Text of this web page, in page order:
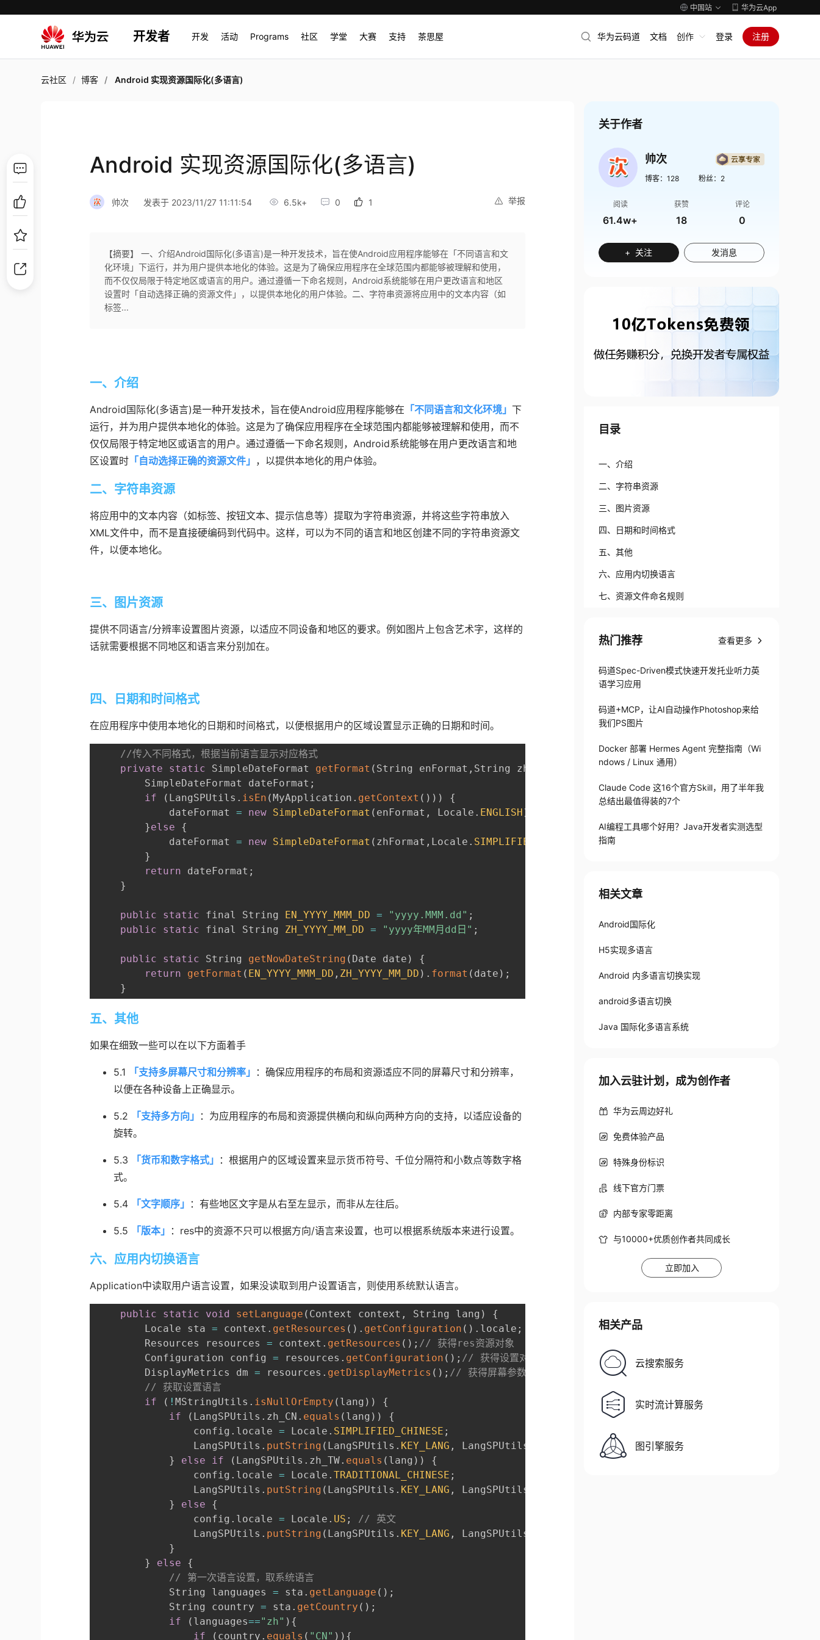
中国站 华为云App
开发者 开发 活动 Programs 社区 学堂 大赛 支持 茶思屋 华为云码道 文档 创作 登录 注册
云社区 博客 Android 实现资源国际化(多语言)
Android 实现资源国际化(多语言)
举报
帅次 发表于 2023/11/27 11:11:54 6.5k+ 0 1
【摘要】 一、介绍Android国际化(多语言)是一种开发技术，旨在使Android应用程序能够在「不同语言和文
化环境」下运行，并为用户提供本地化的体验。这是为了确保应用程序在全球范围内都能够被理解和使用，
而不仅仅局限于特定地区或语言的用户。通过遵循一下命名规则，Android系统能够在用户更改语言和地区
设置时「自动选择正确的资源文件」，以提供本地化的用户体验。二、字符串资源将应用中的文本内容（如
标签...
一、介绍
Android国际化(多语言)是一种开发技术，旨在使Android应用程序能够在 「不同语言和文化环境 」下
运行，并为用户提供本地化的体验。这是为了确保应用程序在全球范围内都能够被理解和使用，而不
仅仅局限于特定地区或语言的用户。通过遵循一下命名规则，Android系统能够在用户更改语言和地
区设置时 「 自动选择正确的资源文件 」 ，以提供本地化的用户体验。
二、字符串资源
将应用中的文本内容（如标签、按钮文本、提示信息等）提取为字符串资源，并将这些字符串放入
XML文件中，而不是直接硬编码到代码中。这样，可以为不同的语言和地区创建不同的字符串资源文
件，以便本地化。
三、图片资源
提供不同语言/分辨率设置图片资源，以适应不同设备和地区的要求。例如图片上包含艺术字，这样的
话就需要根据不同地区和语言来分别加在。
四、日期和时间格式
在应用程序中使用本地化的日期和时间格式，以便根据用户的区域设置显示正确的日期和时间。
//传入不同格式，根据当前语言显示对应格式
private
static SimpleDateFormat getFormat ( String enFormat , String zhFormat
        SimpleDateFormat dateFormat
;
if
( LangSPUtils . isEn (MyApplication . getContext ( ) ) )
{
            dateFormat
= new SimpleDateFormat ( enFormat , Locale . ENGLISH )
}else
{
            dateFormat
= new SimpleDateFormat ( zhFormat , Locale . SIMPLIFIED_CHINESE
}
return dateFormat ;
}
public static final String EN_YYYY_MMM_DD = "yyyy.MMM.dd" ;
public
static final String ZH_YYYY_MM_DD = "yyyy年MM月dd日" ;
public static String getNowDateString ( Date date )
{
return
getFormat ( EN_YYYY_MMM_DD , ZH_YYYY_MM_DD ) . format ( date ) ;
}
五、其他
如果在细致一些可以在以下方面着手
5.1 「 支持多屏幕尺寸和分辨率 」 ：确保应用程序的布局和资源适应不同的屏幕尺寸和分辨率，
以便在各种设备上正确显示。
5.2 「 支持多方向 」 ：为应用程序的布局和资源提供横向和纵向两种方向的支持，以适应设备的
旋转。
5.3 「货币和数字格式 」 ：根据用户的区域设置来显示货币符号、千位分隔符和小数点等数字格
式。
5.4 「文字顺序 」 ：有些地区文字是从右至左显示，而非从左往后。
5.5 「 版本 」 ：res中的资源不只可以根据方向/语言来设置，也可以根据系统版本来进行设置。
六、应用内切换语言
Application中读取用户语言设置，如果没读取到用户设置语言，则使用系统默认语言。
public static void setLanguage ( Context context , String lang )
{
        Locale sta
= context . getResources ( ) . getConfiguration ( ) . locale ;
        Resources resources
= context . getResources ( ) ; // 获得res资源对象
        Configuration config
= resources . getConfiguration ( ) ; // 获得设置对象
        DisplayMetrics dm
= resources . getDisplayMetrics ( ) ; // 获得屏幕参数：主要是分辨率，像素等。
// 获取设置语言
if
( !MStringUtils . isNullOrEmpty ( lang ) )
{
if
( LangSPUtils . zh_CN . equals ( lang ) )
{
                config
. locale = Locale . SIMPLIFIED_CHINESE ;
                LangSPUtils
. putString ( LangSPUtils . KEY_LANG , LangSPUtils context)
}
else if ( LangSPUtils . zh_TW. equals ( lang ) )
{
                config
. locale = Locale .TRADITIONAL_CHINESE ;
                LangSPUtils
. putString ( LangSPUtils . KEY_LANG , LangSPUtils
}
else
{
                config
. locale = Locale . US ;
// 英文
                LangSPUtils
. putString ( LangSPUtils . KEY_LANG , LangSPUtils
}
}
else
{
// 第一次语言设置，取系统语言
            String languages
= sta . getLanguage ( ) ;
            String country
= sta . getCountry ( ) ;
if
( languages=="zh" ) {
if
( country . equals ( "CN" ) ) {
关于作者
帅次
博客： 128 粉丝： 2
阅读
61.4w+
获赞
18
评论
0
+ 关注 发消息
目录
一、介绍
二、字符串资源
三、图片资源
四、日期和时间格式
五、其他
六、应用内切换语言
七、资源文件命名规则
热门推荐 查看更多
码道Spec-Driven模式快速开发托业听力英
语学习应用
码道+MCP，让AI自动操作Photoshop来给
我们PS图片
Docker 部署 Hermes Agent 完整指南（Wi
ndows / Linux 通用）
Claude Code 这16个官方Skill，用了半年我
总结出最值得装的7个
AI编程工具哪个好用？Java开发者实测选型
指南
相关文章
Android国际化
H5实现多语言
Android 内多语言切换实现
android多语言切换
Java 国际化多语言系统
加入云驻计划，成为创作者
华为云周边好礼
免费体验产品
特殊身份标识
线下官方门票
内部专家零距离
与10000+优质创作者共同成长
立即加入
相关产品
云搜索服务
实时流计算服务
图引擎服务